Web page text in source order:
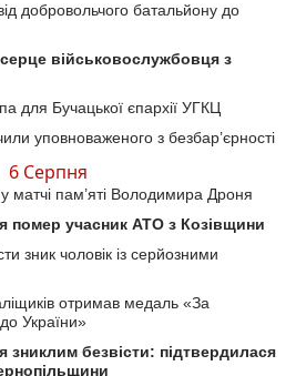
добровольчого батальйону до
військовослужбовця з
для Бучацької єпархії УГКЦ
уповноваженого з безбар’єрності
6 Серпня
матчі пам’яті Володимира Дроня
помер учасник АТО з Козівщини
зник чоловік із серйозними
отримав медаль «За
України»
зниклим безвісти: підтвердилася